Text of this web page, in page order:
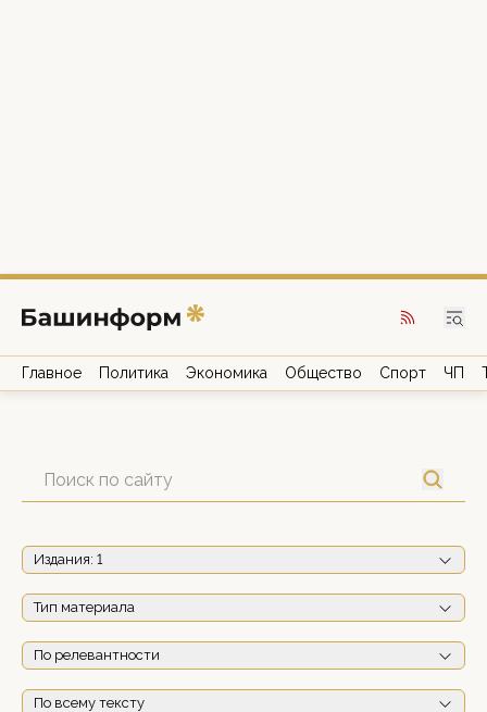
Главное Политика Экономика Общество Спорт ЧП
Издания: 1
Тип материала
По релевантности
По всему тексту